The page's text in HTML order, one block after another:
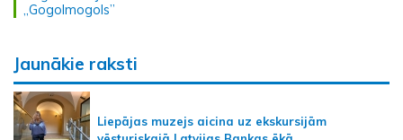
„Gogolmogols”
Jaunākie raksti
Liepājas muzejs aicina uz ekskursijām